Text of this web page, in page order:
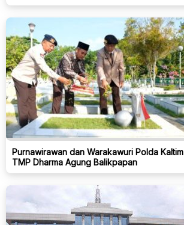
Purnawirawan dan Warakawuri Polda
TMP Dharma Agung Balikpapan